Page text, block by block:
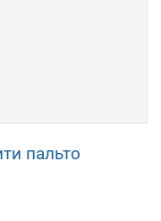
пальто